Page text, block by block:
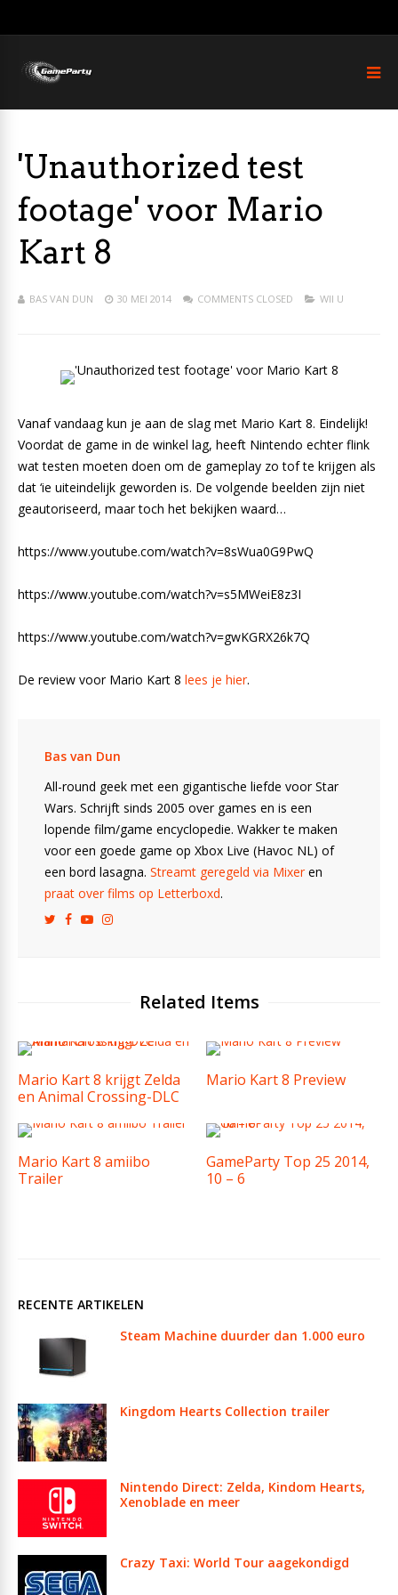
'Unauthorized test
footage' voor Mario
Kart 8
BAS VAN DUN 30 MEI 2014 COMMENTS CLOSED WII U
Vanaf vandaag kun je aan de slag met Mario Kart 8. Eindelijk!
Voordat de game in de winkel lag, heeft Nintendo echter flink
wat testen moeten doen om de gameplay zo tof te krijgen als
dat ‘ie uiteindelijk geworden is. De volgende beelden zijn niet
geautoriseerd, maar toch het bekijken waard…
https://www.youtube.com/watch?v=8sWua0G9PwQ
https://www.youtube.com/watch?v=s5MWeiE8z3I
https://www.youtube.com/watch?v=gwKGRX26k7Q
De review voor Mario Kart 8 lees je hier.
Bas van Dun
All-round geek met een gigantische liefde voor Star
Wars. Schrijft sinds 2005 over games en is een
lopende film/game encyclopedie. Wakker te maken
voor een goede game op Xbox Live (Havoc NL) of
een bord lasagna. Streamt geregeld via Mixeren
praat over films op Letterboxd.
Related Items
Mario Kart 8 krijgt Zelda
en Animal Crossing-DLC
Mario Kart 8 Preview
Mario Kart 8 amiibo
Trailer
GameParty Top 25 2014,
10 – 6
RECENTE ARTIKELEN
Steam Machine duurder dan 1.000 euro
Kingdom Hearts Collection trailer
Nintendo Direct: Zelda, Kindom Hearts,
Xenoblade en meer
Crazy Taxi: World Tour aagekondigd